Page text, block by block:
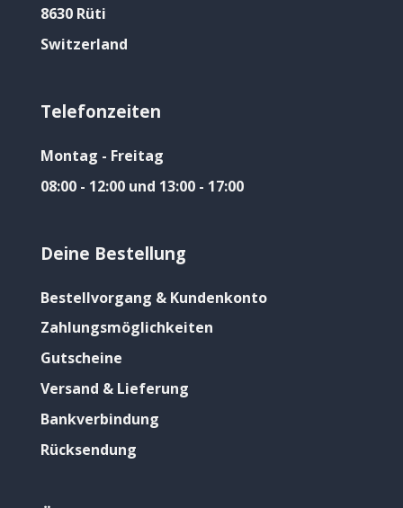
8630 Rüti
Switzerland
Telefonzeiten
Montag - Freitag
08:00 - 12:00 und 13:00 - 17:00
Deine Bestellung
Bestellvorgang & Kundenkonto
Zahlungsmöglichkeiten
Gutscheine
Versand & Lieferung
Bankverbindung
Rücksendung